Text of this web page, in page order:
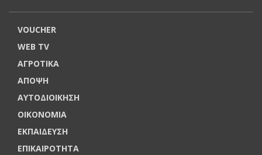
VOUCHER
WEB TV
ΑΓΡΟΤΙΚΑ
ΑΠΟΨΗ
ΑΥΤΟΔΙΟΙΚΗΣΗ
ΟΙΚΟΝΟΜΙΑ
ΕΚΠΑΙΔΕΥΣΗ
ΕΠΙΚΑΙΡΟΤΗΤΑ